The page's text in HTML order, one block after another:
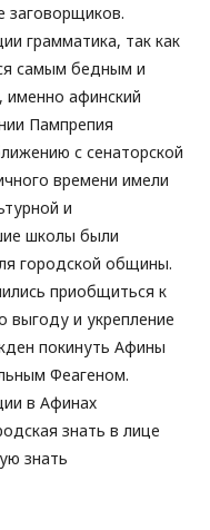
заговорщиков.
грамматика, так как
самым бедным и
афинский
Пампрепия
с сенаторской
времени имели
и
школы были
городской общины.
приобщиться к
выгоду и укрепление
покинуть Афины
Феагеном.
в Афинах
знать в лице
знать